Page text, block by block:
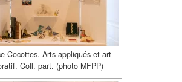
Cocottes. Arts appliqués et art
Coll. part. (photo MFPP)